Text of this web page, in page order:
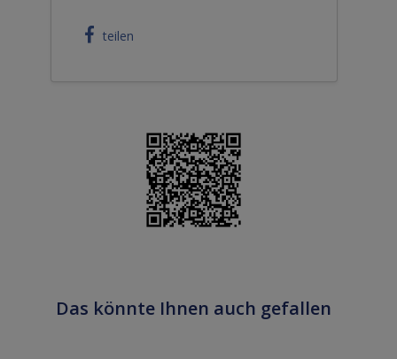
teilen
Das könnte Ihnen auch gefallen